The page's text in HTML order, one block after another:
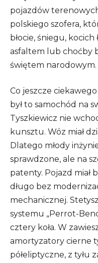
pojazdów
polskiego szofera,
błocie, śniegu,
asfaltem lub choćby
świętem narodowym.
Co jeszcze
był to samochód na
Tyszkiewicz nie
kunsztu. Wóz miał
Dlatego młody
sprawdzone, ale na
patenty. Pojazd miał
długo bez
mechanicznej.
systemu „Perrot-
cztery koła. W
amortyzatory cierne
półeliptyczne, z tyłu